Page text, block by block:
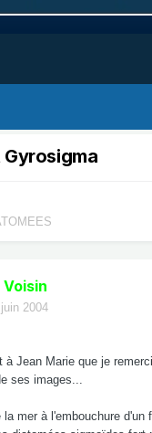
2004
à Jean Marie que je
ses images...
mer à l'embouchure d'un